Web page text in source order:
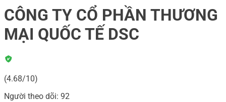
CÔNG TY CỔ PHẦN THƯƠNG
MẠI QUỐC TẾ DSC
(4.68/10)
Người theo dõi: 92